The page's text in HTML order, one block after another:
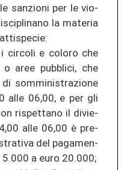
san­zio­ni per le vio­
la ma­te­ria
cir­co­li e co­lo­ro che
aree pu­bbli­ci, che
som­mi­nis­tra­zio­ne
alle 06,00, e per gli
ris­pet­ta­no il di­vie­
alle 06,00 è pre­
del pa­ga­men­
a euro 20.000;